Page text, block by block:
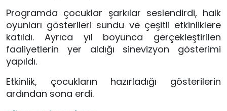
Programda çocuklar şarkılar seslendirdi, halk
oyunları gösterileri sundu ve çeşitli etkinliklere
katıldı. Ayrıca yıl boyunca gerçekleştirilen
faaliyetlerin yer aldığı sinevizyon gösterimi
yapıldı.
Etkinlik, çocukların hazırladığı gösterilerin
ardından sona erdi.